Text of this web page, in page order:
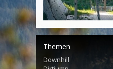
Themen
Downhill